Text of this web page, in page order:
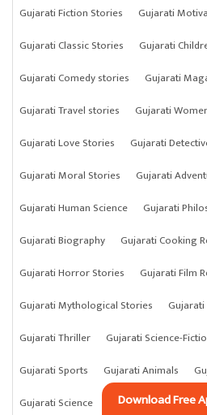
Gujarati Fiction Stories
Gujarati
Gujarati Classic Stories
Gujarati
Gujarati Comedy stories
Gujarati
Gujarati Travel stories
Gujarati
Gujarati Love Stories
Gujarati
Gujarati Moral Stories
Gujarati
Gujarati Human Science
Gujarati
Gujarati Biography
Gujarati Cooking
Gujarati Horror Stories
Gujarati Film
Gujarati Mythological Stories
Gujarati
Gujarati Thriller
Gujarati Science-
Gujarati Sports
Gujarati Animals
Gujarati Science
Gujarati Anything
Download Free